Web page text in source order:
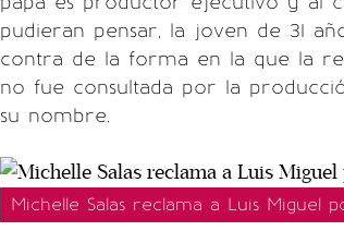
pudieran pensar, la joven de 31
contra de la forma en la que la
no fue consultada por la
su nombre.
Michelle Salas reclama a Luis Miguel